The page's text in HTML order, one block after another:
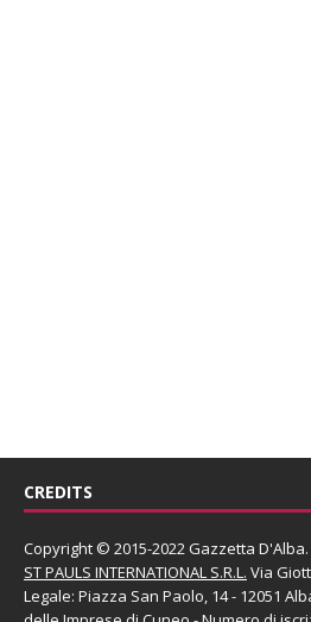
CREDITS
Copyright © 2015-2022 Gazzetta
ST PAULS INTERNATIONAL S.R.L. Via
Legale: Piazza San Paolo, 14 - 12051